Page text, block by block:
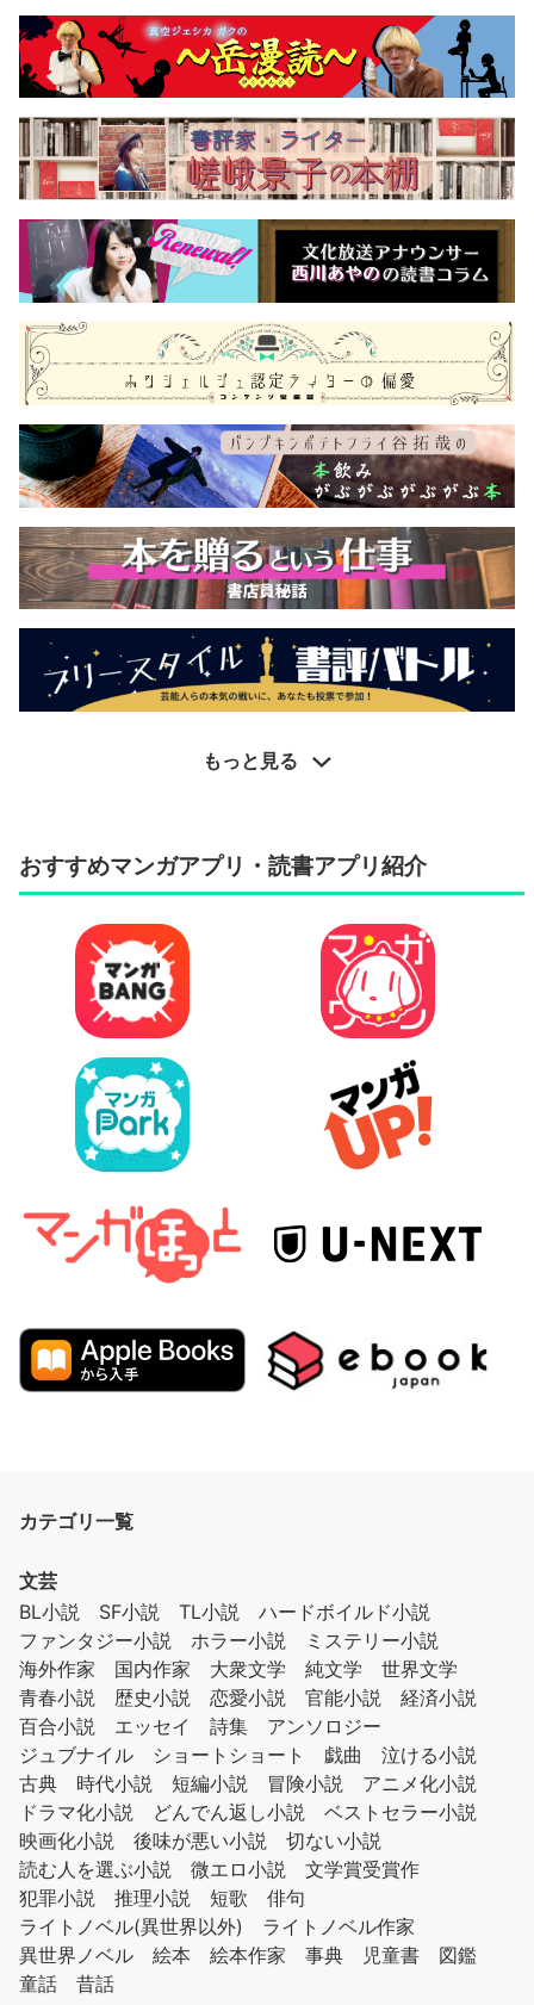
もっと見る
おすすめマンガアプリ・読書アプリ紹介
カテゴリ一覧
文芸
BL小説
SF小説 TL小説
ハードボイルド小説
ファンタジー小説
ホラー小説
ミステリー小説
海外作家
国内作家 大衆文学 純文学
世界文学
青春小説
歴史小説 恋愛小説 官能小説
経済小説
百合小説
エッセイ 詩集
アンソロジー
ジュブナイル
ショートショート 戯曲
泣ける小説
古典
時代小説 短編小説 冒険小説
アニメ化小説
ドラマ化小説
どんでん返し小説
ベストセラー小説
映画化小説
後味が悪い小説
切ない小説
読む人を選ぶ小説
微エロ小説
文学賞受賞作
犯罪小説
推理小説 短歌
俳句
ライトノベル(異世界以外)
ライトノベル作家
異世界ノベル
絵本 絵本作家 事典 児童書
図鑑
童話
昔話